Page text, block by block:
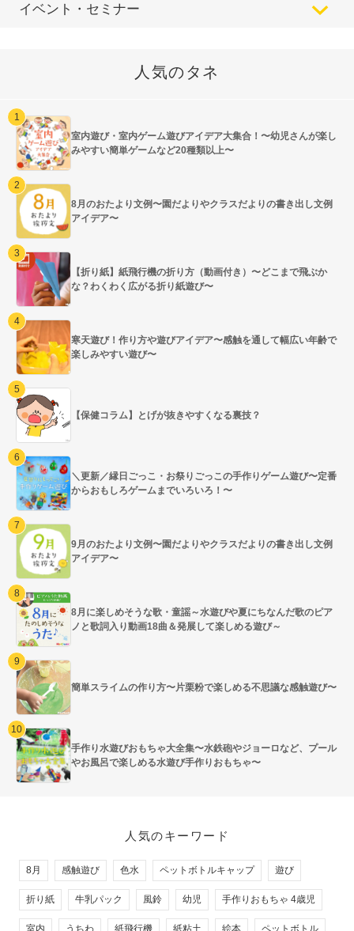
イベント・セミナー
人気のタネ
室内遊び・室内ゲーム遊びアイデア大集合！〜幼児さんが楽し
みやすい簡単ゲームなど20種類以上〜
8月のおたより文例〜園だよりやクラスだよりの書き出し文例
アイデア〜
【折り紙】紙飛行機の折り方（動画付き）〜どこまで飛ぶか
な？わくわく広がる折り紙遊び〜
寒天遊び！作り方や遊びアイデア〜感触を通して幅広い年齢で
楽しみやすい遊び〜
【保健コラム】とげが抜きやすくなる裏技？
＼更新／縁日ごっこ・お祭りごっこの手作りゲーム遊び〜定番
からおもしろゲームまでいろいろ！〜
9月のおたより文例〜園だよりやクラスだよりの書き出し文例
アイデア〜
8月に楽しめそうな歌・童謡～水遊びや夏にちなんだ歌のピア
ノと歌詞入り動画18曲＆発展して楽しめる遊び～
簡単スライムの作り方〜片栗粉で楽しめる不思議な感触遊び〜
手作り水遊びおもちゃ大全集〜水鉄砲やジョーロなど、プール
やお風呂で楽しめる水遊び手作りおもちゃ〜
人気のキーワード
8月 感触遊び 色水 ペットボトルキャップ 遊び
折り紙 牛乳パック 風鈴 幼児 手作りおもちゃ 4歳児
室内 うちわ 紙飛行機 紙粘土 絵本 ペットボトル